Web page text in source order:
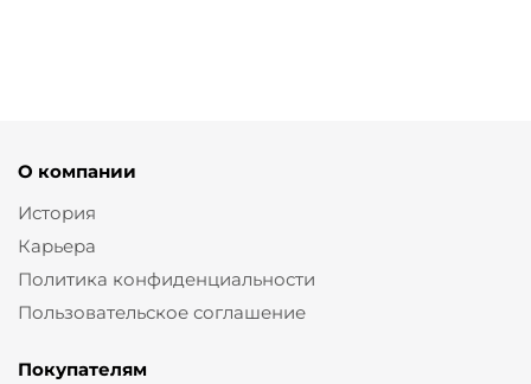
О компании
История
Карьера
Политика конфиденциальности
Пользовательское соглашение
Покупателям